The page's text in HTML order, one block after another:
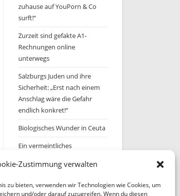
Zustimmung verwalten
zu bieten, verwenden wir Technologien wie Cookies, um
und/oder darauf zuzugreifen. Wenn du diesen
zuhause auf YouPorn & Co
surft!“
Zurzeit sind gefakte A1-
Rechnungen online
unterwegs
Salzburgs Juden und ihre
Sicherheit: „Erst nach einem
Anschlag wäre die Gefahr
endlich konkret!“
Biologisches Wunder in Ceuta
Ein vermeintliches
Archiv